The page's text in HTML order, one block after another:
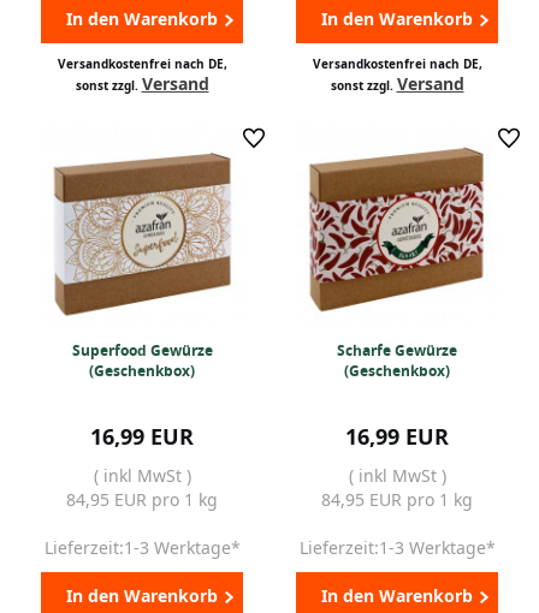
In den Warenkorb
Versandkostenfrei nach DE,
sonst zzgl. Versand
In den Warenkorb
Versandkostenfrei nach DE,
sonst zzgl. Versand
Superfood Gewürze
(Geschenkbox)
16,99 EUR
( inkl MwSt )
84,95 EUR pro 1 kg
Lieferzeit:1-3 Werktage*
In den Warenkorb
Scharfe Gewürze
(Geschenkbox)
16,99 EUR
( inkl MwSt )
84,95 EUR pro 1 kg
Lieferzeit:1-3 Werktage*
In den Warenkorb